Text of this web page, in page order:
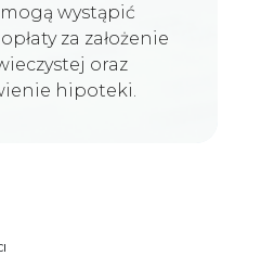
wystąpić
za założenie
oraz
hipoteki.